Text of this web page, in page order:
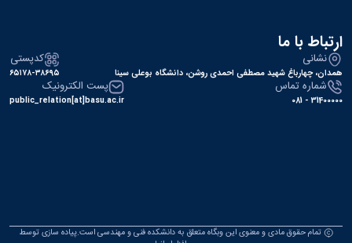
ارتباط با ما
نشانی
همدان، چهارباغ شهید مصطفی احمدی روشن، دانشگاه بوعلی سینا
کدپستی
۶۵۱۷۸-۳۸۶۹۵
شماره تماس
31400000 - 081
پست الکترونیک
public_relation[at]basu.ac.ir
تمام حقوق مادی و معنوی این وبگاه متعلق به دانشکده فنی و مهندسی است.پیاده سازی توسط